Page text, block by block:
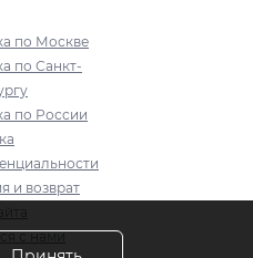
по Москве
по Санкт-
по России
и возврат
с нами